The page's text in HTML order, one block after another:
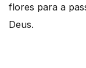
flores para a
Deus.